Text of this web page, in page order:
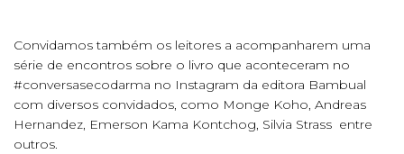
Convidamos também os leitores a acompanharem uma
série de encontros sobre o livro que aconteceram no
#conversasecodarma no Instagram da editora Bambual
com diversos convidados, como Monge Koho, Andreas
Hernandez, Emerson Kama Kontchog, Silvia Strass entre
outros.